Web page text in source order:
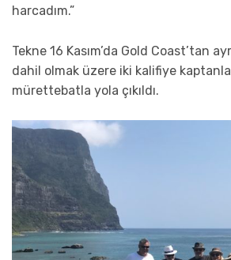
harcadım.”
Tekne 16 Kasım’da Gold Coast’tan
dahil olmak üzere iki kalifiye
mürettebatla yola çıkıldı.